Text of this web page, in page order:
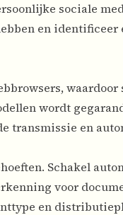
sociale
en identificeer
wordt
transmissie en
Schakel
voor
en